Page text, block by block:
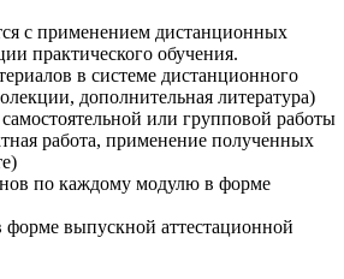
с применением дистанционных
практического обучения.
в системе дистанционного
дополнительная литература)
или групповой работы
работа, применение полученных
по каждому модулю в форме
форме выпускной аттестационной